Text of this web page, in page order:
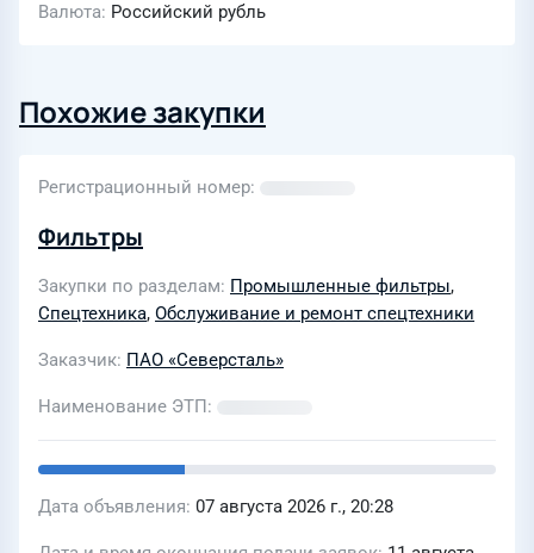
Валюта Российский рубль
Похожие закупки
Регистрационный номер
Фильтры
Закупки по разделам Промышленные фильтры,
Спецтехника, Обслуживание и ремонт спецтехники
Заказчик ПАО «Северсталь»
Наименование ЭТП
Дата объявления 07 августа 2026 г., 20:28